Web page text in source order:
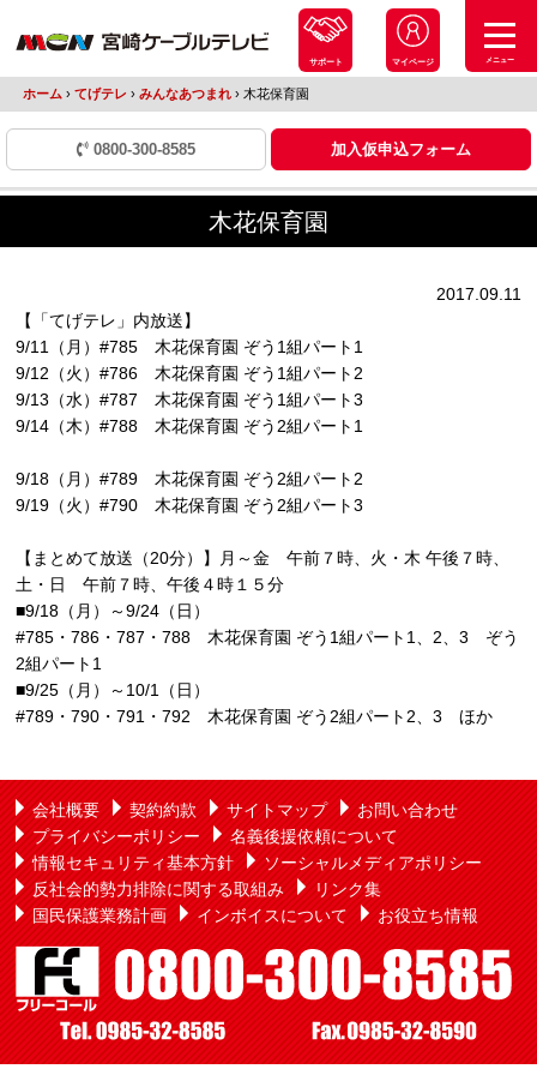
サポート マイページ メニュー
ホーム › てげテレ › みんなあつまれ ›木花保育園
0800-300-8585 加入仮申込フォーム
木花保育園
2017.09.11
【「てげテレ」内放送】
9/11（月）#785 木花保育園 ぞう1組パート1
9/12（火）#786 木花保育園 ぞう1組パート2
9/13（水）#787 木花保育園 ぞう1組パート3
9/14（木）#788 木花保育園 ぞう2組パート1
9/18（月）#789 木花保育園 ぞう2組パート2
9/19（火）#790 木花保育園 ぞう2組パート3
【まとめて放送（20分）】月～金 午前７時、火・木 午後７時、
土・日 午前７時、午後４時１５分
■9/18（月）～9/24（日）
#785・786・787・788 木花保育園 ぞう1組パート1、2、3 ぞう
2組パート1
■9/25（月）～10/1（日）
#789・790・791・792 木花保育園 ぞう2組パート2、3 ほか
会社概要 契約約款 サイトマップ
お問い合わせ
プライバシーポリシー
名義後援依頼について
情報セキュリティ基本方針
ソーシャルメディアポリシー
反社会的勢力排除に関する取組み
リンク集
国民保護業務計画
インボイスについて お役立ち情報